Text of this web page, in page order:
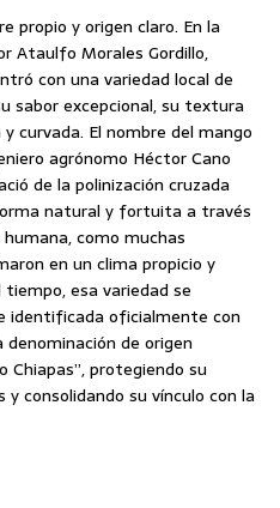
propio y origen claro. En la
Ataulfo Morales Gordillo,
con una variedad local de
sabor excepcional, su textura
curvada. El nombre del mango
agrónomo Héctor Cano
de la polinización cruzada
natural y fortuita a través
como muchas
en un clima propicio y
esa variedad se
identificada oficialmente con
de origen
Chiapas”, protegiendo su
consolidando su vínculo con la